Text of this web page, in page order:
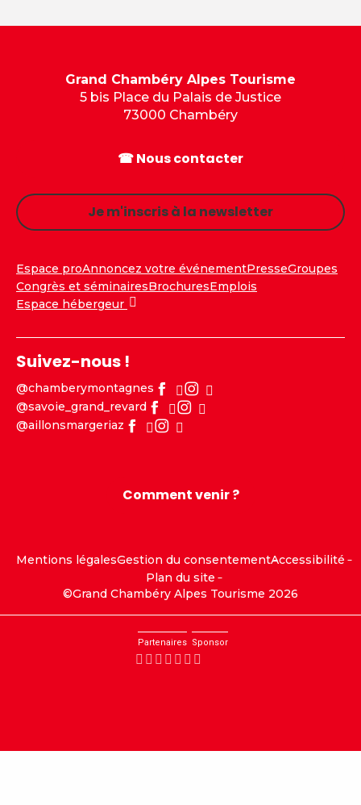
Grand Chambéry Alpes Tourisme
5 bis Place du Palais de Justice
73000 Chambéry
☎ Nous contacter
Je m'inscris à la newsletter
Espace proAnnoncez votre événementPresseGroupes
Congrès et séminairesBrochuresEmplois
Espace hébergeur
Suivez-nous !
@chamberymontagnes
@savoie_grand_revard
@aillonsmargeriaz
Comment venir ?
Mentions légalesGestion du consentementAccessibilité
Plan du site
©Grand Chambéry Alpes Tourisme 2026
Partenaires Sponsor